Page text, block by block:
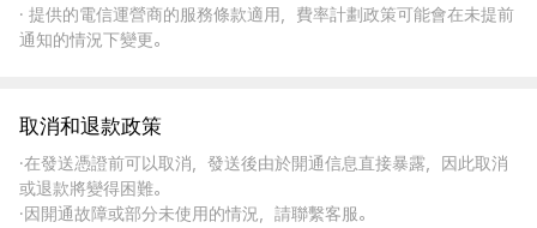
· 提供的電信運營商的服務條款適用，費率計劃政策可能會在未提前
通知的情況下變更。
取消和退款政策
·在發送憑證前可以取消，發送後由於開通信息直接暴露，因此取消
或退款將變得困難。
·因開通故障或部分未使用的情況，請聯繫客服。